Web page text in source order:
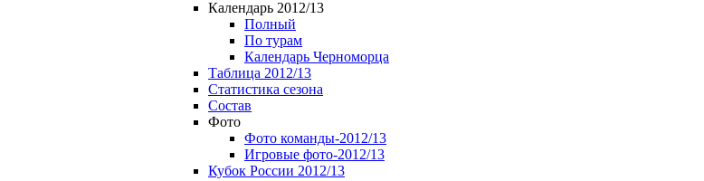
Календарь 2012/13
Полный
По турам
Календарь Черноморца
Таблица 2012/13
Статистика сезона
Состав
Фото
Фото команды-2012/13
Игровые фото-2012/13
Кубок России 2012/13